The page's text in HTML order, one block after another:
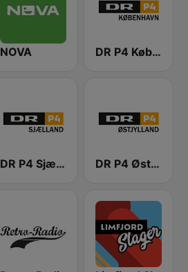
NOVA DR P4 København
DR P4 Sjælland DR P4 Østjyllands